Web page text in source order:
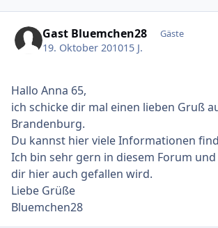
Gast Bluemchen28 Gäste
19. Oktober 201015 J.
Hallo Anna 65,
ich schicke dir mal einen lieben Gruß
Brandenburg.
Du kannst hier viele Informationen
Ich bin sehr gern in diesem Forum und
dir hier auch gefallen wird.
Liebe Grüße
Bluemchen28